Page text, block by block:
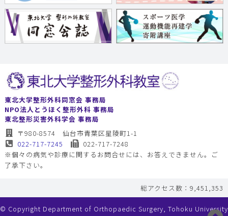
東北大学整形外科同窓会 事務局
NPO法人とうほく整形外科 事務局
東北整形災害外科学会 事務局
〒980-8574 仙台市青葉区星陵町1-1
022-717-7245
022-717-7248
※個々の病気や診療に関するお問合せには、お答えできません。ご
了承下さい。
総アクセス数：9,451,353
© Copyright Department of Orthopaedic Surgery, Tohoku University